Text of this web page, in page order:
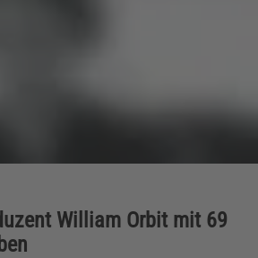
William Orbit mit 69